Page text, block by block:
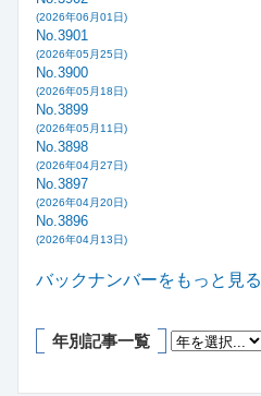
(2026年06月01日)
No.3901
(2026年05月25日)
No.3900
(2026年05月18日)
No.3899
(2026年05月11日)
No.3898
(2026年04月27日)
No.3897
(2026年04月20日)
No.3896
(2026年04月13日)
バックナンバーをもっと見る
年別記事一覧